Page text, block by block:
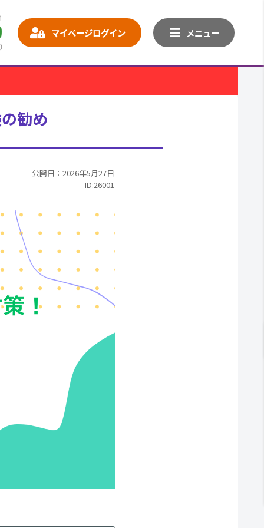
マイページログイン メニュー
勧め
公開日：2026年5月27日
ID:26001